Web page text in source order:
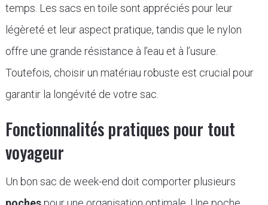
temps. Les sacs en toile sont appréciés pour leur
légèreté et leur aspect pratique, tandis que le nylon
offre une grande résistance à l’eau et à l’usure.
Toutefois, choisir un matériau robuste est crucial pour
garantir la longévité de votre sac.
Fonctionnalités pratiques pour tout
voyageur
Un bon sac de week-end doit comporter plusieurs